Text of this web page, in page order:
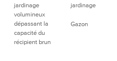
jardinage
volumineux
dépassant la
capacité du
récipient brun
jardinage
Gazon